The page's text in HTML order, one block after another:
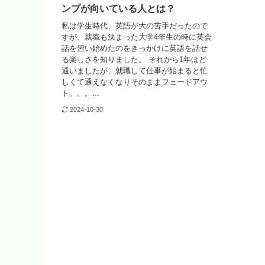
ンプが向いている人とは？
私は学生時代、英語が大の苦手だったので
すが、就職も決まった大学4年生の時に英会
話を習い始めたのをきっかけに英語を話せ
る楽しさを知りました。 それから1年ほど
通いましたが、就職して仕事が始まると忙
しくて通えなくなりそのままフェードアウ
ト。。。...
2024-10-30